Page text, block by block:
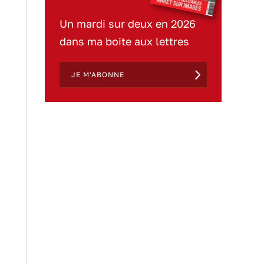
Un mardi sur deux en 2026
dans ma boite aux lettres
JE M'ABONNE